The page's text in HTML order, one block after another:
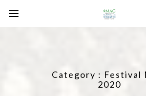
Category : Festival
2020